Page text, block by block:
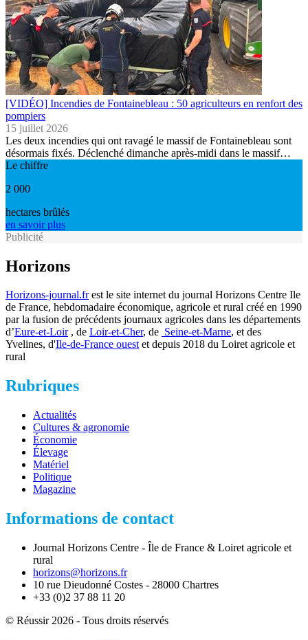
[VIDÉO] Incendies de Fontainebleau : 50 agriculteurs en renfort des
pompiers
15 juillet 2026
Les deux incendies qui ont ravagé le massif de Fontainebleau sont
désormais fixés. Déclenché dimanche après-midi dans le massif…
Le chiffre
2 000
hectares brûlés
en savoir plus
Publicité
Horizons
Horizons-journal.frest le site internet du journal Horizons Centre Ile
de France, hebdomadaire économique, agricole et rural créé en 1990
par la fusion de précédents journaux agricoles dans les départements
d’Eure-et-Loir, de Loir-et-Cher, de Seine-et-Marne, et des
Yvelines, d'Ile-de-France ouestet depuis 2018 du Loiret agricole et
rural
Rubriques
Actualités
Cultures & agronomie
Économie
Élevage
Matériel
Politique
Magazine
Informations de contact
Journal Horizons Centre - Île de France & Loiret agricole et
rural
horizons@horizons.fr
10 rue Dieudonné Costes - 28000 Chartres
+33 (0)2 37 88 11 20
© Réussir 2026 - Tous droits réservés